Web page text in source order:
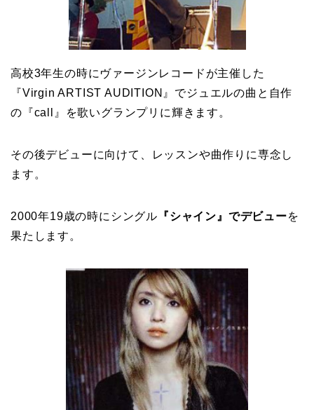
高校3年生の時にヴァージンレコードが主催した
『Virgin ARTIST AUDITION』でジュエルの曲と自作
の『call』を歌いグランプリに輝きます。
その後デビューに向けて、レッスンや曲作りに専念し
ます。
2000年19歳の時にシングル 『シャイン』でデビューを
果たします。